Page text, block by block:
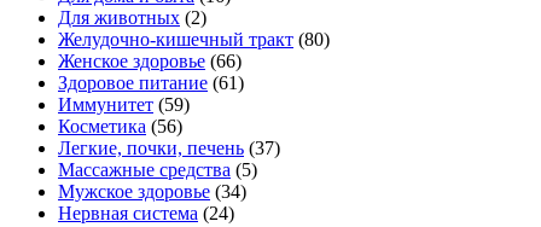
Для животных (2)
Желудочно-кишечный тракт (80)
Женское здоровье (66)
Здоровое питание (61)
Иммунитет (59)
Косметика (56)
Легкие, почки, печень (37)
Массажные средства (5)
Мужское здоровье (34)
Нервная система (24)